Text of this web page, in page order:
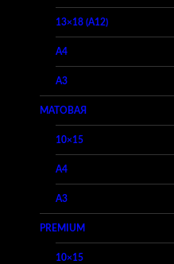
13×18 (A12)
A4
A3
МАТОВАЯ
10×15
A4
A3
PREMIUM
10×15